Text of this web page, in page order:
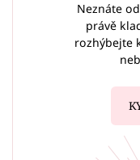
Neznáte
právě
rozhýbejte